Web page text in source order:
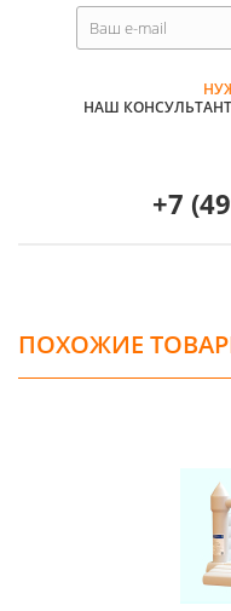
НАШ
+7
ПОХОЖИЕ